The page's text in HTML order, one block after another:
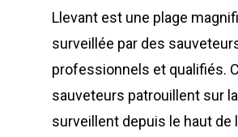
Llevant est une plage
surveillée par des
professionnels et qualifiés.
sauveteurs patrouillent sur
surveillent depuis le haut de